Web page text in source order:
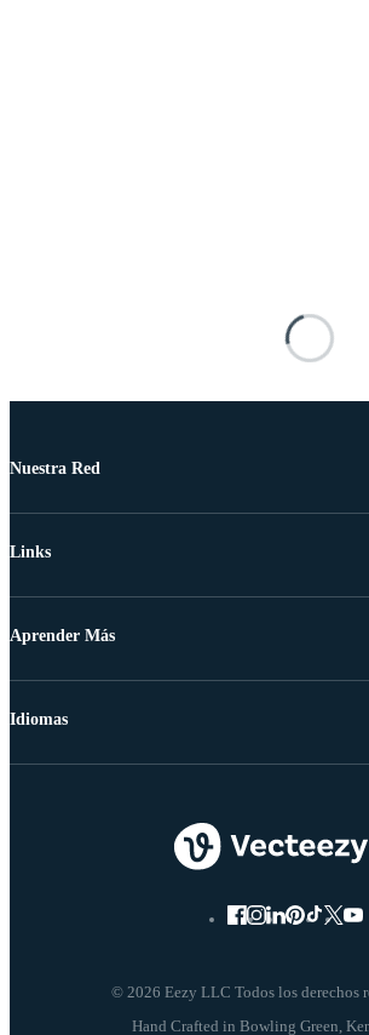
Nuestra Red
Links
Aprender Más
© 2026 Eezy LLC Todos los derechos
Idiomas